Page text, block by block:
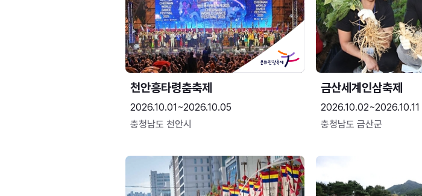
천안흥타령춤축제
2026.10.01~2026.10.05
충청남도 천안시
금산세계인삼축제
2026.10.02~2026.10.11
충청남도 금산군